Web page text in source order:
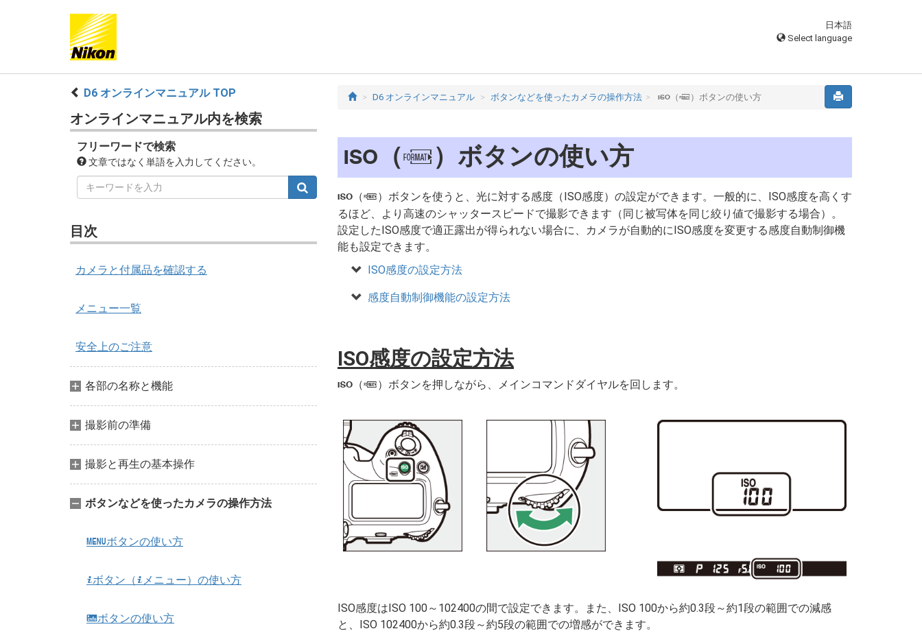
日本語
Select language
D6 オンラインマニュアル TOP
オンラインマニュアル内を検索
フリーワードで検索
文章ではなく単語を入力してください。
目次
カメラと付属品を確認する
メニュー一覧
安全上のご注意
各部の名称と機能
撮影前の準備
撮影と再生の基本操作
ボタンなどを使ったカメラの操作方法
Gボタンの使い方
iボタン（iメニュー）の使い方
Rボタンの使い方
D6 オンラインマニュアル ボタンなどを使ったカメラの操作方法 S （Q ）ボタンの使い方
S （Q）ボタンの使い方
S （Q）ボタンを使うと、光に対する感度（ISO感度）の設定ができます。一般的に、ISO感度を高くす
るほど、より高速のシャッタースピードで撮影できます（同じ被写体を同じ絞り値で撮影する場合）。
設定したISO感度で適正露出が得られない場合に、カメラが自動的にISO感度を変更する感度自動制御機
能も設定できます。
ISO感度の設定方法
感度自動制御機能の設定方法
ISO感度の設定方法
S （Q）ボタンを押しながら、メインコマンドダイヤルを回します。
ISO感度はISO 100～102400の間で設定できます。また、ISO 100から約0.3段～約1段の範囲での減感
と、ISO 102400から約0.3段～約5段の範囲での増感ができます。